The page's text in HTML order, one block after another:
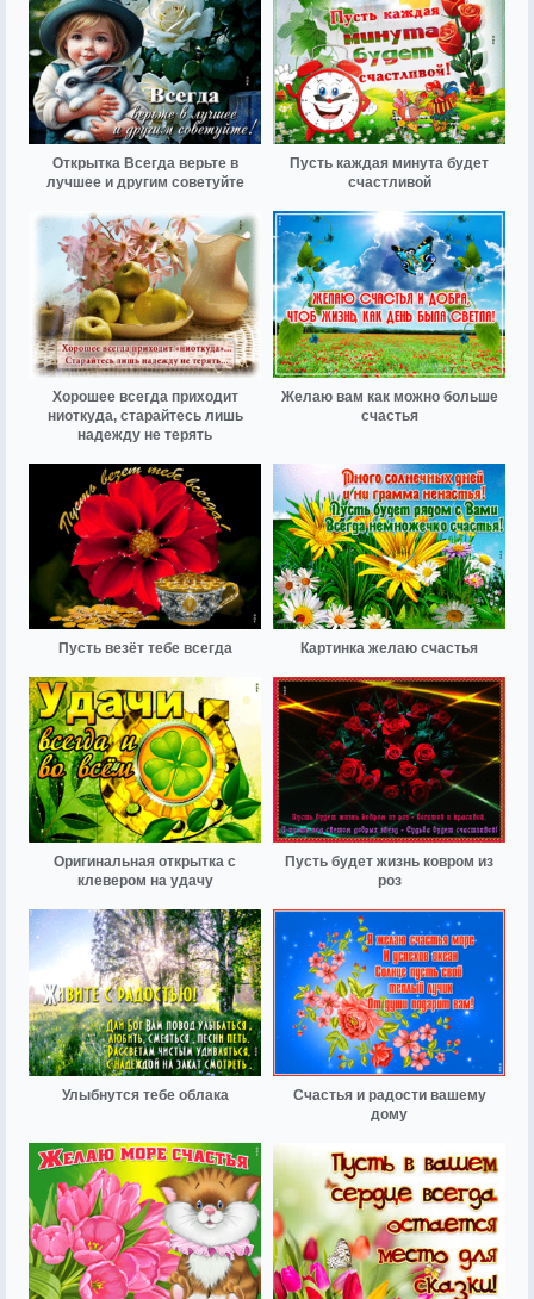
Открытка Всегда верьте в
лучшее и другим советуйте
Пусть каждая минута будет
счастливой
Хорошее всегда приходит
ниоткуда, старайтесь лишь
надежду не терять
Желаю вам как можно больше
счастья
Пусть везёт тебе всегда Картинка желаю счастья
Оригинальная открытка с
клевером на удачу
Пусть будет жизнь ковром из
роз
Улыбнутся тебе облака
Счастья и радости вашему
дому